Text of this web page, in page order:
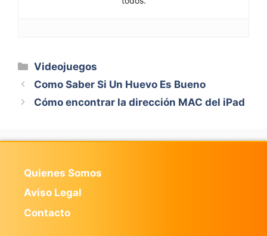
Categorías
Videojuegos
Como Saber Si Un Huevo Es Bueno
Cómo encontrar la dirección MAC del iPad
Quienes Somos
Aviso Legal
Contacto